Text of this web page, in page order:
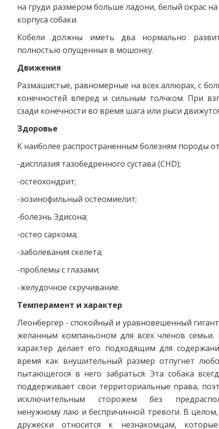
на груди размером больше ладони, белый окрас на
корпуса собаки.
Кобели должны иметь два нормально
полностью опущенных в мошонку.
Движения
Размашистые, равномерные на всех аллюрах, с
конечностей вперед и сильным толчком. При
сзади конечности во время шага или рыси
Здоровье
К наиболее распространенным болезням породы
-дисплазия тазобедренного сустава (CHD);
-остеохондрит;
-эозинофильный остеомиелит;
-болезнь Эдисона;
-остео саркома;
-заболевания скелета;
-проблемы с глазами;
-желудочное скручивание.
Темперамент и характер
Леонбергер - спокойный и уравновешенный
желанным компаньоном для всех членов семьи.
характер делает его подходящим для
время как внушительный размер отпугнет
пытающегося в него забраться. Эта собака
поддерживает свои территориальные права,
исключительным сторожем без
ненужному лаю и беспричинной тревоги. В
дружески относится к незнакомцам,